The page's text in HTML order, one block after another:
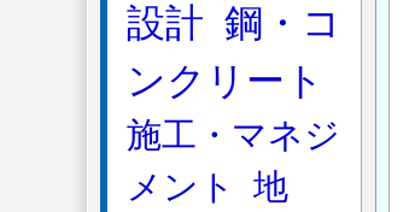
設計 鋼・コ
ンクリート
施工・マネジ
メント
地